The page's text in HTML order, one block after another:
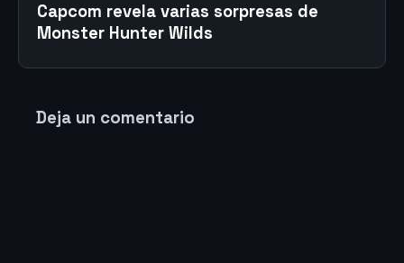
Capcom revela varias sorpresas de
Monster Hunter Wilds
Deja un comentario